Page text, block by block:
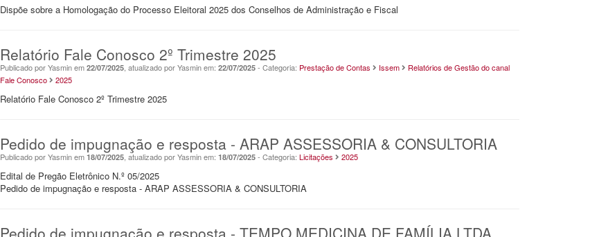
Dispõe sobre a Homologação do Processo Eleitoral 2025 dos Conselhos de Administração e Fiscal
Relatório Fale Conosco 2º Trimestre 2025
Publicado por Yasmin em 22/07/2025 , atualizado por Yasmin em: 22/07/2025 - Categoria: Prestação de Contas Issem
Relatórios de Gestão do canal
Fale Conosco
2025
Relatório Fale Conosco 2º Trimestre 2025
Pedido de impugnação e resposta - ARAP ASSESSORIA & CONSULTORIA
Publicado por Yasmin em 18/07/2025 , atualizado por Yasmin em: 18/07/2025 - Categoria: Licitações 2025
Edital de Pregão Eletrônico N.º 05/2025
Pedido de impugnação e resposta - ARAP ASSESSORIA & CONSULTORIA
Pedido de impugnação e resposta - TEMPO MEDICINA DE FAMÍLIA LTDA